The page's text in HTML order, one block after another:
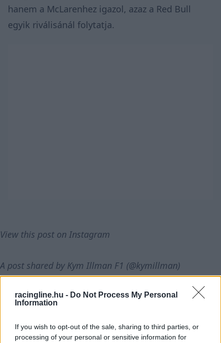
racingline.hu - Do Not Process My Personal
Information
If you wish to opt-out of the sale, sharing to third parties, or
processing of your personal or sensitive information for
hanem a McLarenhez igazol, azaz a Red Bull
egyik riválisánál folytatja.
View this post on Instagram
A post shared by Kym Illman F1 (@kymillman)